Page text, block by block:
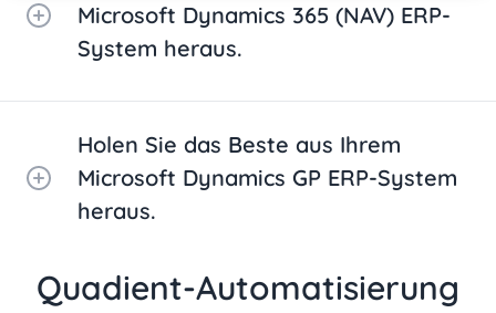
Microsoft Dynamics 365 (NAV) ERP-
System heraus.
Holen Sie das Beste aus Ihrem
Microsoft Dynamics GP ERP-System
heraus.
Quadient-Automatisierung